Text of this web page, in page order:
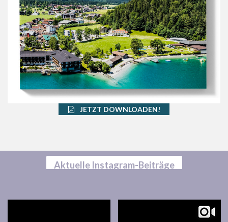
JETZT DOWNLOADEN!
Aktuelle Instagram-Beiträge